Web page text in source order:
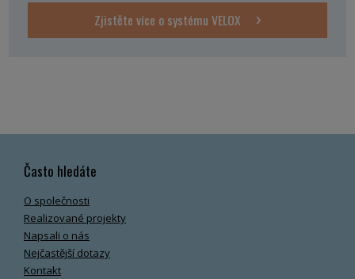
Zjistěte více o systému VELOX
Často hledáte
O společnosti
Realizované projekty
Napsali o nás
Nejčastější dotazy
Kontakt